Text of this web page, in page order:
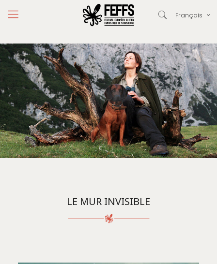
Français
LE MUR INVISIBLE